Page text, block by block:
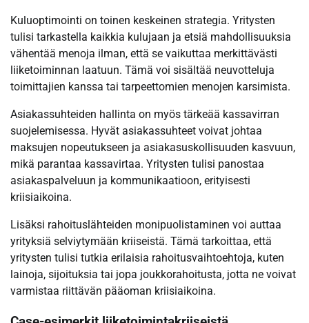
Kuluoptimointi on toinen keskeinen strategia. Yritysten
tulisi tarkastella kaikkia kulujaan ja etsiä mahdollisuuksia
vähentää menoja ilman, että se vaikuttaa merkittävästi
liiketoiminnan laatuun. Tämä voi sisältää neuvotteluja
toimittajien kanssa tai tarpeettomien menojen karsimista.
Asiakassuhteiden hallinta on myös tärkeää kassavirran
suojelemisessa. Hyvät asiakassuhteet voivat johtaa
maksujen nopeutukseen ja asiakasuskollisuuden kasvuun,
mikä parantaa kassavirtaa. Yritysten tulisi panostaa
asiakaspalveluun ja kommunikaatioon, erityisesti
kriisiaikoina.
Lisäksi rahoituslähteiden monipuolistaminen voi auttaa
yrityksiä selviytymään kriiseistä. Tämä tarkoittaa, että
yritysten tulisi tutkia erilaisia rahoitusvaihtoehtoja, kuten
lainoja, sijoituksia tai jopa joukkorahoitusta, jotta ne voivat
varmistaa riittävän pääoman kriisiaikoina.